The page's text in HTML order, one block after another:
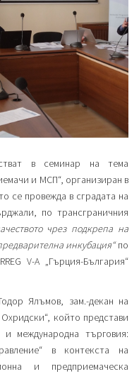
в семинар на тема
и МСП“, организиран в
се провежда в сградата на
по трансграничния
чрез подкрепа на
инкубация“по
V-A „Гърция-България“
Ялъмов, зам.-декан на
който представи
и международна търговия:
в контекста на
и предприемаческа